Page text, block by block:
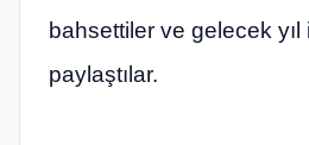
bahsettiler ve gelecek yıl
paylaştılar.